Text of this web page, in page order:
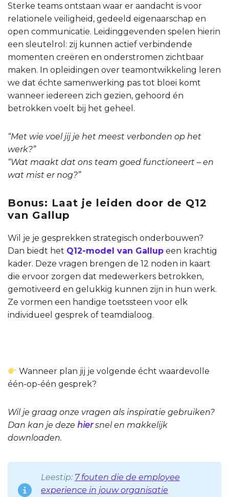
Sterke teams ontstaan waar er aandacht is voor
relationele veiligheid, gedeeld eigenaarschap en
open communicatie. Leidinggevenden spelen hierin
een sleutelrol: zij kunnen actief verbindende
momenten creëren en onderstromen zichtbaar
maken. In opleidingen over teamontwikkeling leren
we dat échte samenwerking pas tot bloei komt
wanneer iedereen zich gezien, gehoord én
betrokken voelt bij het geheel.
“Met wie voel jij je het meest verbonden op het
werk?”
“Wat maakt dat ons team goed functioneert – en
wat mist er nog?”
Bonus: Laat je leiden door de Q12
van Gallup
Wil je je gesprekken strategisch onderbouwen?
Dan biedt het Q12-model van Gallup een krachtig
kader. Deze vragen brengen de 12 noden in kaart
die ervoor zorgen dat medewerkers betrokken,
gemotiveerd en gelukkig kunnen zijn in hun werk.
Ze vormen een handige toetssteen voor elk
individueel gesprek of teamdialoog.
Wanneer plan jij je volgende écht waardevolle
één-op-één gesprek?
Wil je graag onze vragen als inspiratie gebruiken?
Dan kan je deze hier snel en makkelijk
downloaden.
Leestip: 7 fouten die de employee
experience in jouw organisatie